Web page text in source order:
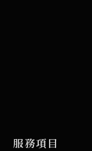
服務項目